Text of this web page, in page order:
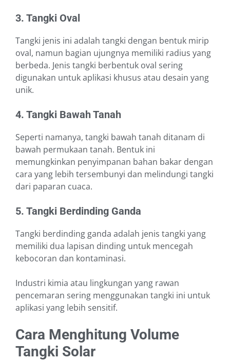
3. Tangki Oval
Tangki jenis ini adalah tangki dengan bentuk mirip
oval, namun bagian ujungnya memiliki radius yang
berbeda. Jenis tangki berbentuk oval sering
digunakan untuk aplikasi khusus atau desain yang
unik.
4. Tangki Bawah Tanah
Seperti namanya, tangki bawah tanah ditanam di
bawah permukaan tanah. Bentuk ini
memungkinkan penyimpanan bahan bakar dengan
cara yang lebih tersembunyi dan melindungi tangki
dari paparan cuaca.
5. Tangki Berdinding Ganda
Tangki berdinding ganda adalah jenis tangki yang
memiliki dua lapisan dinding untuk mencegah
kebocoran dan kontaminasi.
Industri kimia atau lingkungan yang rawan
pencemaran sering menggunakan tangki ini untuk
aplikasi yang lebih sensitif.
Cara Menghitung Volume
Tangki Solar